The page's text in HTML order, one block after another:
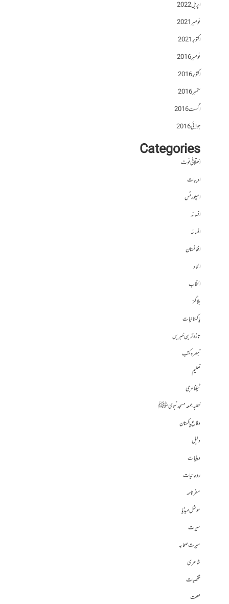
اپریل 2022
نومبر 2021
اکتوبر 2021
نومبر 2016
اکتوبر 2016
ستمبر 2016
اگست 2016
جولائی 2016
Categories
اختلافی نوٹ
ادبیات
اسپورٹس
افسانہ
افسانہ
افغانستان
الحاد
انتخاب
بلاگز
پاکستانیات
تازہ ترین خبریں
تبصرہ کتب
تعلیم
ٹیکنالوجی
خطبہ جمعہ مسجد نبوی ﷺ
دفاع پاکستان
دلیل
دینیات
روحانیات
سفرنامہ
سوشل میڈیا
سیرت
سیرت صحابہ
شاعری
شخصیات
صحت